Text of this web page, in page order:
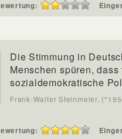
Die Stimmung in
Menschen spüren,
sozialdemokratische
Frank-Walter Steinmeier,